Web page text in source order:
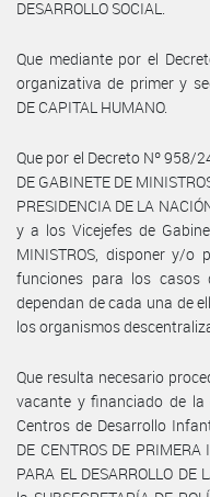
DESARROLLO SOCIAL.
Que mediante por el
organizativa de primer y
DE CAPITAL HUMANO.
Que por el Decreto Nº 958/
DE GABINETE DE
PRESIDENCIA DE LA
y a los Vicejefes de
MINISTROS, disponer y/o
funciones para los casos
dependan de cada una de
los organismos
Que resulta necesario
vacante y financiado de la
Centros de Desarrollo
DE CENTROS DE
PARA EL DESARROLLO